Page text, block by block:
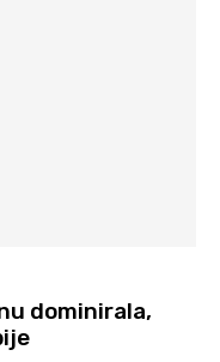
dominirala,